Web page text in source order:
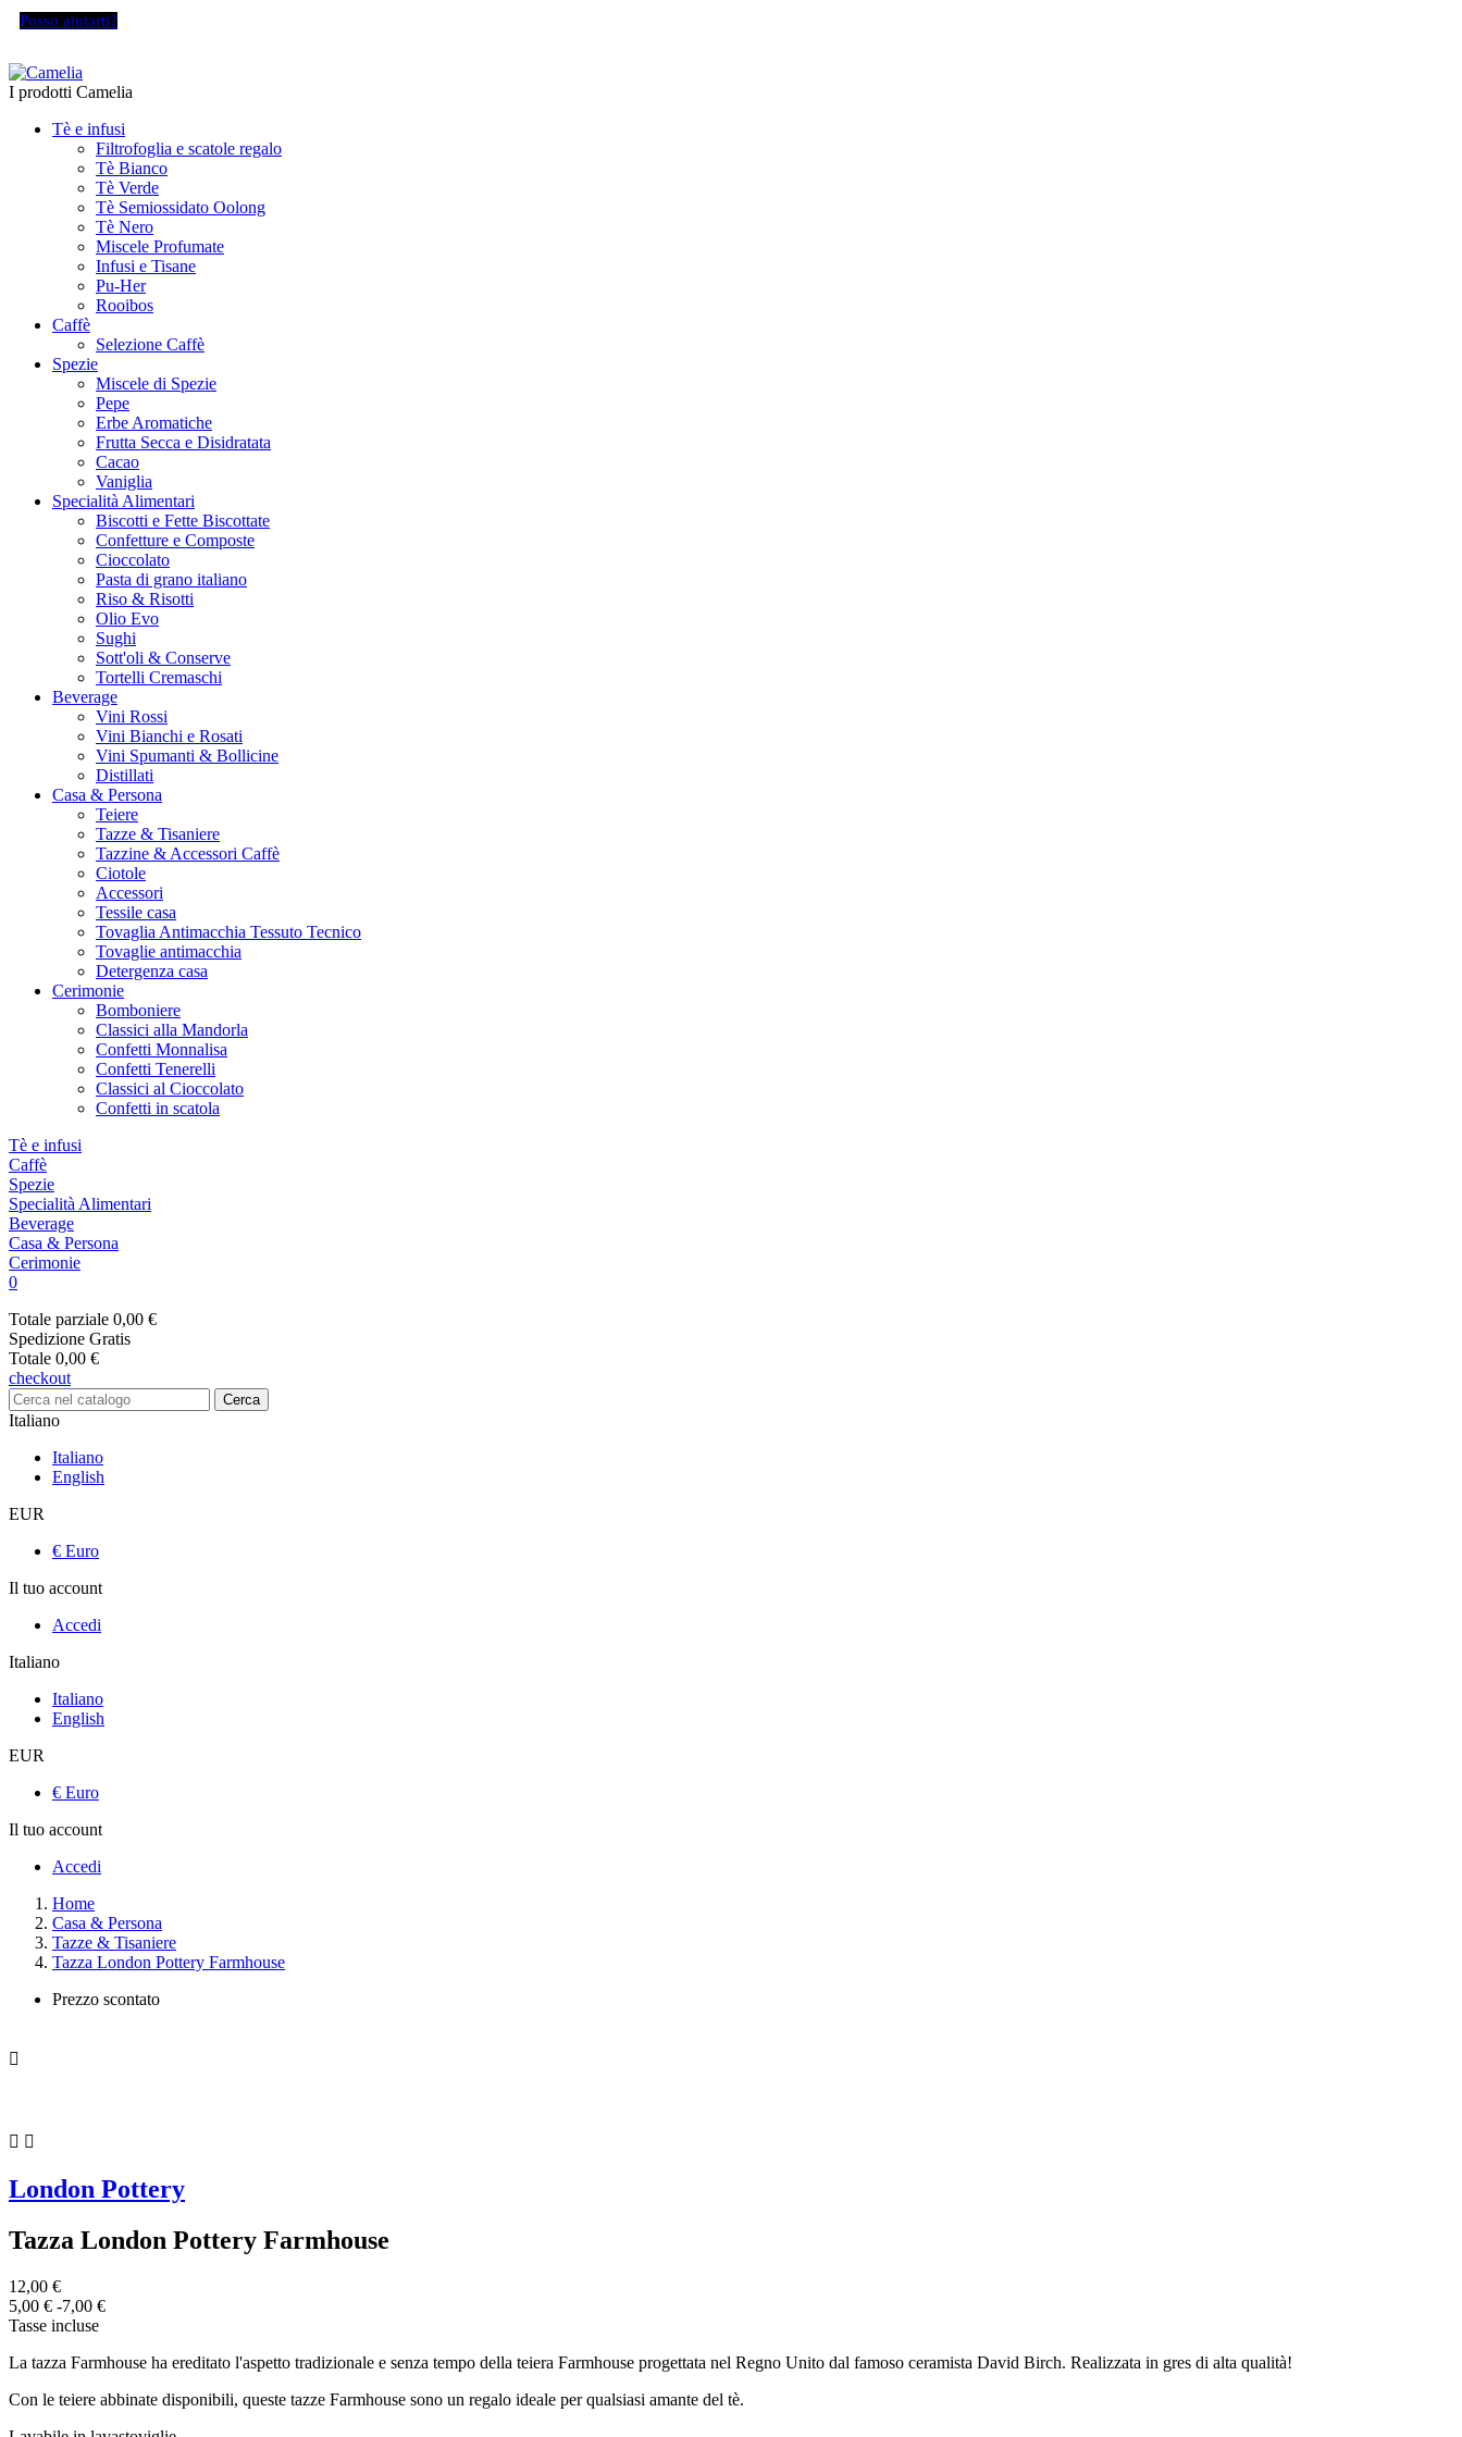
Posso aiutarti?
I prodotti Camelia
Tè e infusi
Filtrofoglia e scatole regalo
Tè Bianco
Tè Verde
Tè Semiossidato Oolong
Tè Nero
Miscele Profumate
Infusi e Tisane
Pu-Her
Rooibos
Caffè
Selezione Caffè
Spezie
Miscele di Spezie
Pepe
Erbe Aromatiche
Frutta Secca e Disidratata
Cacao
Vaniglia
Specialità Alimentari
Biscotti e Fette Biscottate
Confetture e Composte
Cioccolato
Pasta di grano italiano
Riso & Risotti
Olio Evo
Sughi
Sott'oli & Conserve
Tortelli Cremaschi
Beverage
Vini Rossi
Vini Bianchi e Rosati
Vini Spumanti & Bollicine
Distillati
Casa & Persona
Teiere
Tazze & Tisaniere
Tazzine & Accessori Caffè
Ciotole
Accessori
Tessile casa
Tovaglia Antimacchia Tessuto Tecnico
Tovaglie antimacchia
Detergenza casa
Cerimonie
Bomboniere
Classici alla Mandorla
Confetti Monnalisa
Confetti Tenerelli
Classici al Cioccolato
Confetti in scatola
Tè e infusi
Caffè
Spezie
Specialità Alimentari
Beverage
Casa & Persona
Cerimonie
0
Totale parziale 0,00 €
Spedizione Gratis
Totale 0,00 €
checkout
Cerca
Italiano
Italiano
English
EUR
€ Euro
Il tuo account
Accedi
Italiano
Italiano
English
EUR
€ Euro
Il tuo account
Accedi
Home
Casa & Persona
Tazze & Tisaniere
Tazza London Pottery Farmhouse
Prezzo scontato

 
London Pottery
Tazza London Pottery Farmhouse
12,00 €
5,00 € -7,00 €
Tasse incluse
La tazza Farmhouse ha ereditato l'aspetto tradizionale e senza tempo della teiera Farmhouse progettata nel Regno Unito dal famoso ceramista David Birch. Realizzata in gres di alta qualità!
Con le teiere abbinate disponibili, queste tazze Farmhouse sono un regalo ideale per qualsiasi amante del tè.